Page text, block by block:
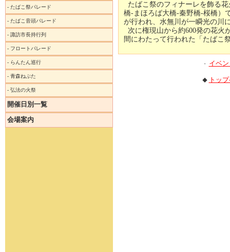
- たばこ祭パレード
- たばこ音頭パレード
- 諏訪市長持行列
- フロートパレード
- らんたん巡行
- 青森ねぶた
- 弘法の火祭
開催日別一覧
会場案内
たばこ祭のフィナーレを飾る
橋-まほろば大橋-秦野橋-桜橋）
が行われ、水無川が一瞬光の川
次に権現山から約600発の花火
間にわたって行われた「たばこ
・ イベ
◆ トッ